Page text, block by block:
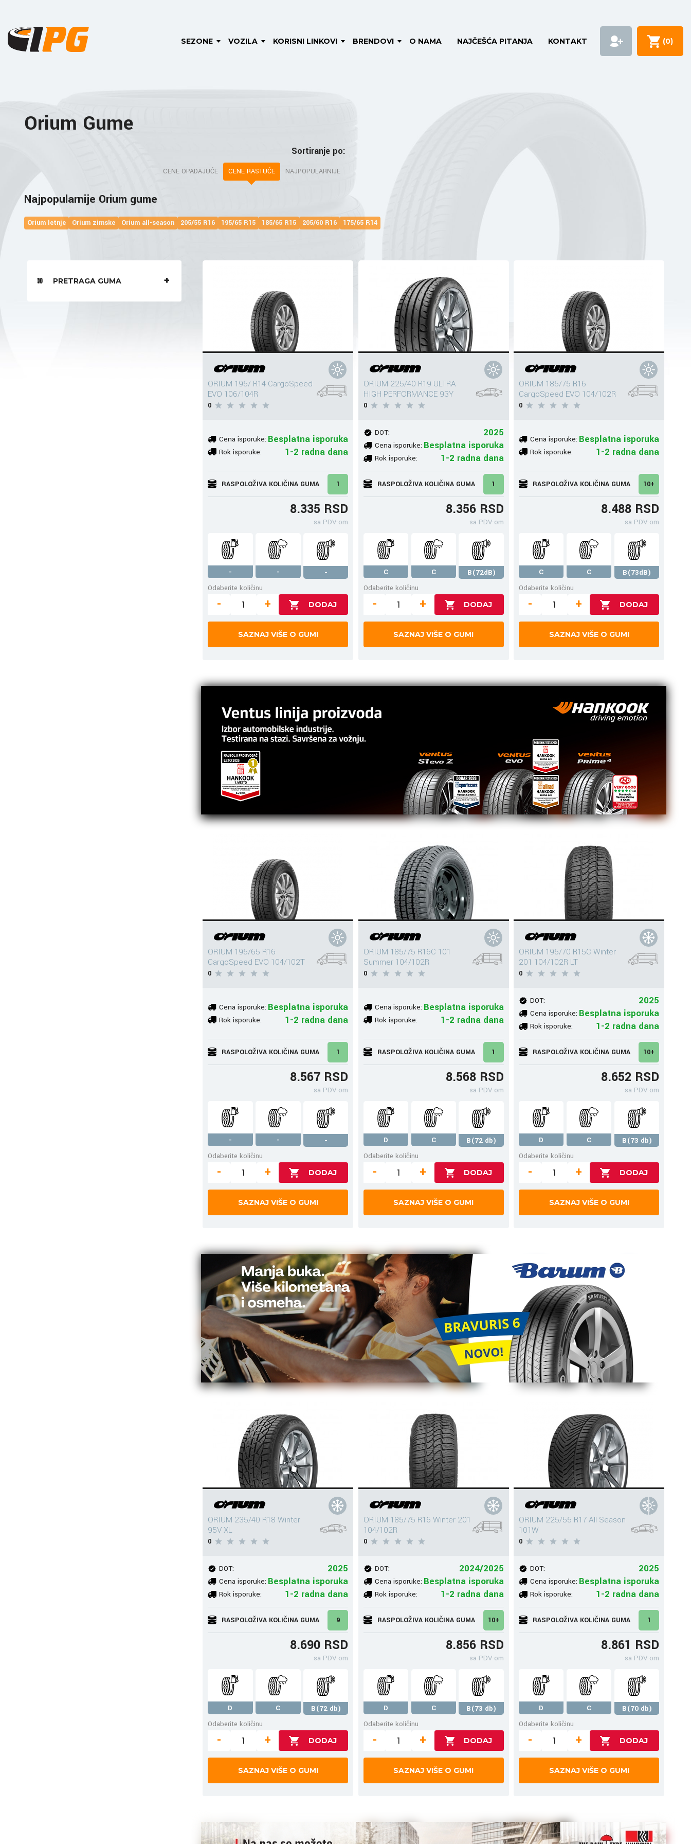
SEZONE VOZILA KORISNI LINKOVI BRENDOVI O NAMA NAJČEŠĆA PITANJA KONTAKT (0)
Orium Gume
Najpopularnije Orium gume
Orium letnje Orium zimske Orium all-season 205/55 R16 195/65 R15 185/65 R15 205/60 R16 175/65 R14
Sortiranje po:
CENE OPADAJUĆE CENE RASTUĆE NAJPOPULARNIJE
PRETRAGA GUMA
ORIUM 195/ R14 CargoSpeed
EVO 106/104R
0
Cena isporuke: Besplatna isporuka
Rok isporuke: 1-2 radna dana
RASPOLOŽIVA KOLIČINA GUMA 1
8.335 RSD
sa PDV-om
- -
-
Odaberite količinu
- +
SAZNAJ VIŠE O GUMI
ORIUM 225/40 R19 ULTRA
HIGH PERFORMANCE 93Y
0
DOT: 2025
Cena isporuke: Besplatna isporuka
Rok isporuke: 1-2 radna dana
RASPOLOŽIVA KOLIČINA GUMA 1
8.356 RSD
sa PDV-om
C C
B(72dB)
Odaberite količinu
- +
SAZNAJ VIŠE O GUMI
ORIUM 185/75 R16
CargoSpeed EVO 104/102R
0
Cena isporuke: Besplatna isporuka
Rok isporuke: 1-2 radna dana
RASPOLOŽIVA KOLIČINA GUMA 10+
8.488 RSD
sa PDV-om
C C
B(73dB)
Odaberite količinu
- +
SAZNAJ VIŠE O GUMI
ORIUM 195/65 R16
CargoSpeed EVO 104/102T
0
Cena isporuke: Besplatna isporuka
Rok isporuke: 1-2 radna dana
RASPOLOŽIVA KOLIČINA GUMA 1
8.567 RSD
sa PDV-om
- -
-
Odaberite količinu
- +
SAZNAJ VIŠE O GUMI
ORIUM 185/75 R16C 101
Summer 104/102R
0
Cena isporuke: Besplatna isporuka
Rok isporuke: 1-2 radna dana
RASPOLOŽIVA KOLIČINA GUMA 1
8.568 RSD
sa PDV-om
D C
B(72 db)
Odaberite količinu
- +
SAZNAJ VIŠE O GUMI
ORIUM 195/70 R15C Winter
201 104/102R LT
0
DOT: 2025
Cena isporuke: Besplatna isporuka
Rok isporuke: 1-2 radna dana
RASPOLOŽIVA KOLIČINA GUMA 10+
8.652 RSD
sa PDV-om
D C
B(73 db)
Odaberite količinu
- +
SAZNAJ VIŠE O GUMI
ORIUM 235/40 R18 Winter
95V XL
0
DOT: 2025
Cena isporuke: Besplatna isporuka
Rok isporuke: 1-2 radna dana
RASPOLOŽIVA KOLIČINA GUMA 9
8.690 RSD
sa PDV-om
D C
B(72 db)
Odaberite količinu
- +
SAZNAJ VIŠE O GUMI
ORIUM 185/75 R16 Winter 201
104/102R
0
DOT: 2024/2025
Cena isporuke: Besplatna isporuka
Rok isporuke: 1-2 radna dana
RASPOLOŽIVA KOLIČINA GUMA 10+
8.856 RSD
sa PDV-om
D C
B(73 db)
Odaberite količinu
- +
SAZNAJ VIŠE O GUMI
ORIUM 225/55 R17 All Season
101W
0
DOT: 2025
Cena isporuke: Besplatna isporuka
Rok isporuke: 1-2 radna dana
RASPOLOŽIVA KOLIČINA GUMA 1
8.861 RSD
sa PDV-om
D C
B(70 db)
Odaberite količinu
- +
SAZNAJ VIŠE O GUMI